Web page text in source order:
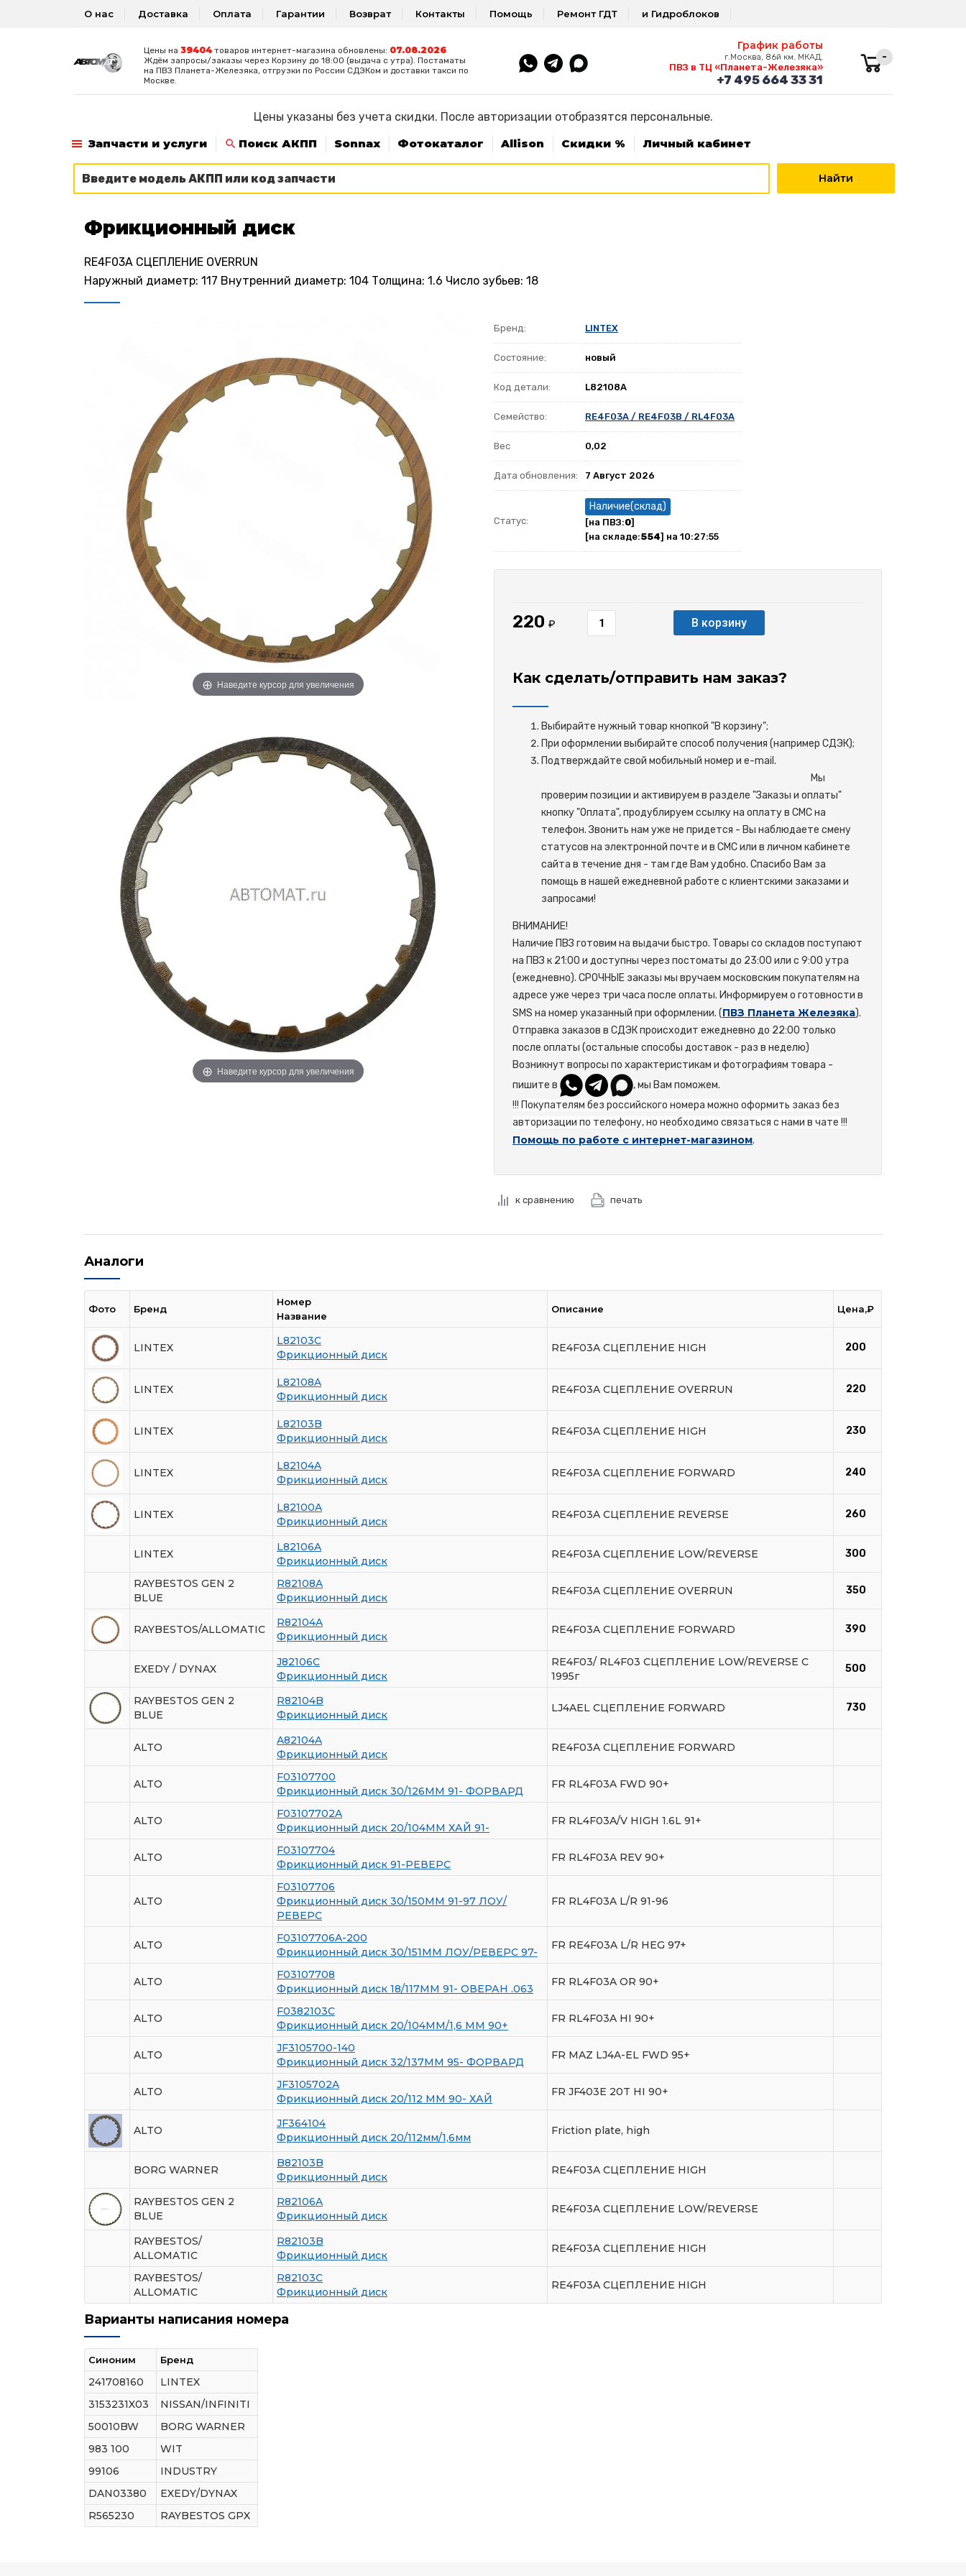
О нас Доставка Оплата Гарантии Возврат Контакты Помощь Ремонт ГДТ и Гидроблоков
Цены на 39404товаров интернет-магазина обновлены: 07.08.2026
Ждём запросы/заказы через Корзину до 18:00 (выдача с утра). Постаматы
на ПВЗ Планета-Железяка, отгрузки по России СДЭКом и доставки такси по
Москве.
График работы
г.Москва, 86й км. МКАД,
ПВЗ в ТЦ «Планета-Железяка»
+7 495 664 33 31
-
Цены указаны без учета скидки. После авторизации отобразятся персональные.
Запчасти и услуги
Поиск АКПП Sonnax Фотокаталог Allison Скидки % Личный кабинет
Фрикционный диск
RE4F03A СЦЕПЛЕНИЕ OVERRUN
Наружный диаметр: 117 Внутренний диаметр: 104 Толщина: 1.6 Число зубьев: 18
Наведите курсор для увеличения
Наведите курсор для увеличения
Бренд: LINTEX
Состояние: новый
Код детали: L82108A
Семейство: RE4F03A / RE4F03B / RL4F03A
Вес 0,02
Дата обновления: 7 Август 2026
Статус:
Наличие(склад)
[на ПВЗ:0]
[на складе:554] на 10:27:55
220 ₽ В корзину
Как сделать/отправить нам заказ?
Выбирайте нужный товар кнопкой "В корзину";
При оформлении выбирайте способ получения (например СДЭК);
Подтверждайте свой мобильный номер и e-mail.
Мы
проверим позиции и активируем в разделе "Заказы и оплаты"
кнопку "Оплата", продублируем ссылку на оплату в СМС на
телефон. Звонить нам уже не придется - Вы наблюдаете смену
статусов на электронной почте и в СМС или в личном кабинете
сайта в течение дня - там где Вам удобно. Спасибо Вам за
помощь в нашей ежедневной работе с клиентскими заказами и
запросами!
ВНИМАНИЕ!
Наличие ПВЗ готовим на выдачи быстро. Товары со складов поступают
на ПВЗ к 21:00 и доступны через постоматы до 23:00 или с 9:00 утра
(ежедневно). СРОЧНЫЕ заказы мы вручаем московским покупателям на
адресе уже через три часа после оплаты. Информируем о готовности в
SMS на номер указанный при оформлении. (ПВЗ Планета Железяка).
Отправка заказов в СДЭК происходит ежедневно до 22:00 только
после оплаты (остальные способы доставок - раз в неделю)
Возникнут вопросы по характеристикам и фотографиям товара -
пишите в
, мы Вам поможем.
!!! Покупателям без российского номера можно оформить заказ без
авторизации по телефону, но необходимо связаться с нами в чате !!!
Помощь по работе с интернет-магазином.
к сравнению печать
Аналоги
Фото Бренд
Номер
Название
Описание Цена,₽
LINTEX
L82103C
Фрикционный диск
RE4F03A СЦЕПЛЕНИЕ HIGH 200
LINTEX
L82108A
Фрикционный диск
RE4F03A СЦЕПЛЕНИЕ OVERRUN 220
LINTEX
L82103B
Фрикционный диск
RE4F03A СЦЕПЛЕНИЕ HIGH 230
LINTEX
L82104A
Фрикционный диск
RE4F03A СЦЕПЛЕНИЕ FORWARD 240
LINTEX
L82100A
Фрикционный диск
RE4F03A СЦЕПЛЕНИЕ REVERSE 260
LINTEX
L82106A
Фрикционный диск
RE4F03A СЦЕПЛЕНИЕ LOW/REVERSE 300
RAYBESTOS GEN 2
BLUE
R82108A
Фрикционный диск
RE4F03A СЦЕПЛЕНИЕ OVERRUN 350
RAYBESTOS/ALLOMATIC
R82104A
Фрикционный диск
RE4F03A СЦЕПЛЕНИЕ FORWARD 390
EXEDY / DYNAX
J82106C
Фрикционный диск
RE4F03/ RL4F03 СЦЕПЛЕНИЕ LOW/REVERSE C
1995г
500
RAYBESTOS GEN 2
BLUE
R82104B
Фрикционный диск
LJ4AEL СЦЕПЛЕНИЕ FORWARD 730
ALTO
A82104A
Фрикционный диск
RE4F03A СЦЕПЛЕНИЕ FORWARD
ALTO
F03107700
Фрикционный диск 30/126ММ 91- ФОРВАРД
FR RL4F03A FWD 90+
ALTO
F03107702A
Фрикционный диск 20/104ММ ХАЙ 91-
FR RL4F03A/V HIGH 1.6L 91+
ALTO
F03107704
Фрикционный диск 91-РЕВЕРС
FR RL4F03A REV 90+
ALTO
F03107706
Фрикционный диск 30/150ММ 91-97 ЛОУ/
РЕВЕРС
FR RL4F03A L/R 91-96
ALTO
F03107706A-200
Фрикционный диск 30/151ММ ЛОУ/РЕВЕРС 97-
FR RE4F03A L/R HEG 97+
ALTO
F03107708
Фрикционный диск 18/117ММ 91- ОВЕРАН .063
FR RL4F03A OR 90+
ALTO
F0382103C
Фрикционный диск 20/104ММ/1,6 ММ 90+
FR RL4F03A HI 90+
ALTO
JF3105700-140
Фрикционный диск 32/137ММ 95- ФОРВАРД
FR MAZ LJ4A-EL FWD 95+
ALTO
JF3105702A
Фрикционный диск 20/112 ММ 90- ХАЙ
FR JF403E 20T HI 90+
ALTO
JF364104
Фрикционный диск 20/112мм/1,6мм
Friction plate, high
BORG WARNER
B82103B
Фрикционный диск
RE4F03A СЦЕПЛЕНИЕ HIGH
RAYBESTOS GEN 2
BLUE
R82106A
Фрикционный диск
RE4F03A СЦЕПЛЕНИЕ LOW/REVERSE
RAYBESTOS/
ALLOMATIC
R82103B
Фрикционный диск
RE4F03A СЦЕПЛЕНИЕ HIGH
RAYBESTOS/
ALLOMATIC
R82103C
Фрикционный диск
RE4F03A СЦЕПЛЕНИЕ HIGH
Варианты написания номера
Синоним Бренд
241708160
LINTEX
3153231X03
NISSAN/INFINITI
50010BW
BORG WARNER
983 100
WIT
99106
INDUSTRY
DAN03380
EXEDY/DYNAX
R565230
RAYBESTOS GPX